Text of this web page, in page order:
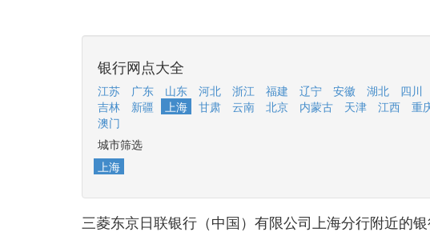
银行网点大全
江苏 广东 山东 河北 浙江 福建 辽宁 安徽 湖北 四川
吉林
新疆 上海 甘肃 云南 北京 内蒙古 天津 江西 重
澳门
城市筛选
上海
三菱东京日联银行（中国）有限公司上海分行附近的